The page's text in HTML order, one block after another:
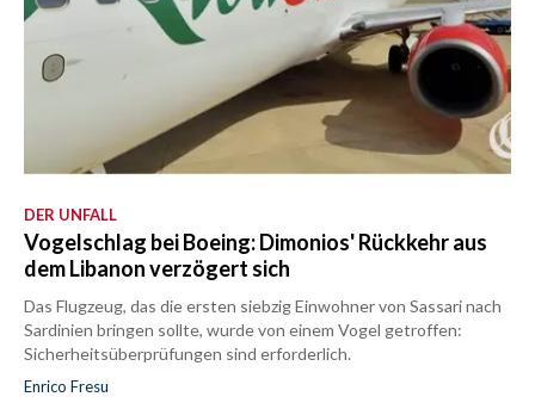
DER UNFALL
Vogelschlag bei Boeing: Dimonios' Rückkehr aus
dem Libanon verzögert sich
Das Flugzeug, das die ersten siebzig Einwohner von Sassari nach
Sardinien bringen sollte, wurde von einem Vogel getroffen:
Sicherheitsüberprüfungen sind erforderlich.
Enrico Fresu